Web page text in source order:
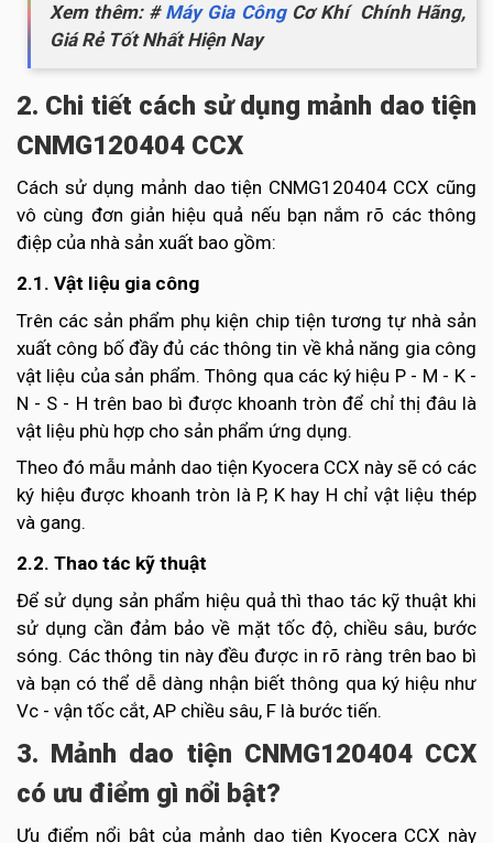
Xem thêm: #Máy Gia CôngCơ Khí Chính Hãng,
Giá Rẻ Tốt Nhất Hiện Nay
2. Chi tiết cách sử dụng mảnh dao tiện
CNMG120404 CCX
Cách sử dụng mảnh dao tiện CNMG120404 CCX cũng
vô cùng đơn giản hiệu quả nếu bạn nắm rõ các thông
điệp của nhà sản xuất bao gồm:
2.1. Vật liệu gia công
Trên các sản phẩm phụ kiện chip tiện tương tự nhà sản
xuất công bố đầy đủ các thông tin về khả năng gia công
vật liệu của sản phẩm. Thông qua các ký hiệu P - M - K -
N - S - H trên bao bì được khoanh tròn để chỉ thị đâu là
vật liệu phù hợp cho sản phẩm ứng dụng.
Theo đó mẫu mảnh dao tiện Kyocera CCX này sẽ có các
ký hiệu được khoanh tròn là P, K hay H chỉ vật liệu thép
và gang.
2.2. Thao tác kỹ thuật
Để sử dụng sản phẩm hiệu quả thì thao tác kỹ thuật khi
sử dụng cần đảm bảo về mặt tốc độ, chiều sâu, bước
sóng. Các thông tin này đều được in rõ ràng trên bao bì
và bạn có thể dễ dàng nhận biết thông qua ký hiệu như
Vc - vận tốc cắt, AP chiều sâu, F là bước tiến.
3. Mảnh dao tiện CNMG120404 CCX
có ưu điểm gì nổi bật?
Ưu điểm nổi bật của mảnh dao tiện Kyocera CCX này